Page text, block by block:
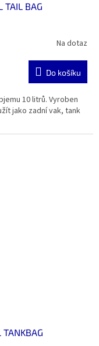
TAIL BAG
Na dotaz
Do košíku
10 litrů. Vyroben
jako zadní vak, tank